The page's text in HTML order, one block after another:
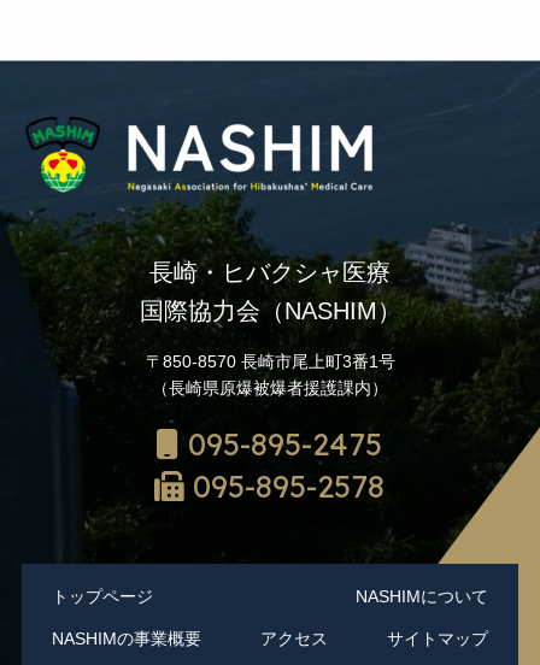
長崎・ヒバクシャ医療
国際協力会（NASHIM）
〒850-8570 長崎市尾上町3番1号
（長崎県原爆被爆者援護課内）
095-895-2475
095-895-2578
トップページ NASHIMについて
NASHIMの事業概要 アクセス サイトマップ